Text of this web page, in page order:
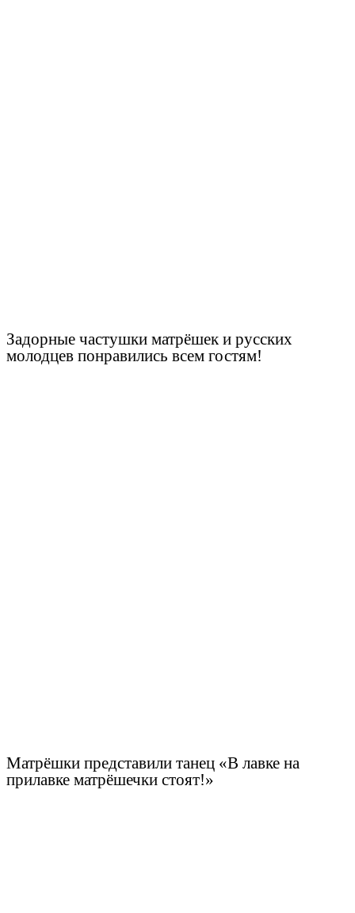
Задорные частушки матрёшек и русских
молодцев понравились всем гостям!
Матрёшки представили танец «В лавке на
прилавке матрёшечки стоят!»